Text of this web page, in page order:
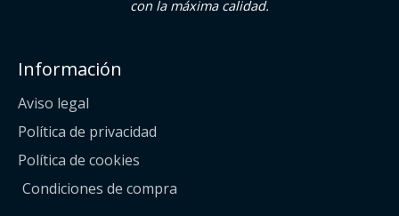
con la máxima calidad.
Información
Aviso legal
Política de privacidad
Política de cookies
Condiciones de compra